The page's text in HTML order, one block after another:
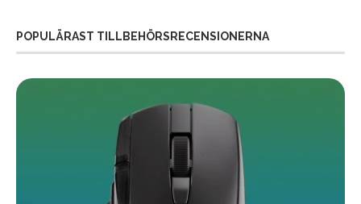
POPULÄRAST TILLBEHÖRSRECENSIONERNA